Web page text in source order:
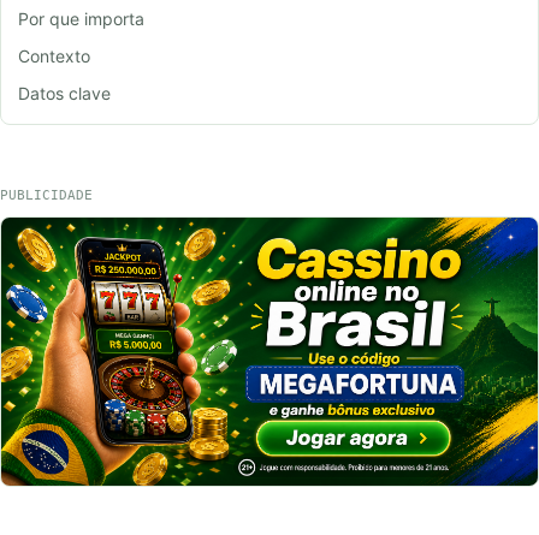
Por que importa
Contexto
Datos clave
PUBLICIDADE